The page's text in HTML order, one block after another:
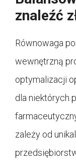
znaleźć
Równowaga
wewnętrzną
optymalizacji
dla niektórych
zależy od